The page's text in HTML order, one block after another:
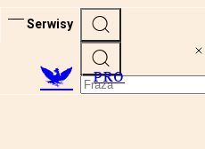
Serwisy
PRO